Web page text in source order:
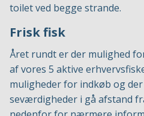
toilet ved begge strande.
Frisk fisk
Året rundt er der mulighed
af vores 5 aktive
muligheder for indkøb og
seværdigheder i gå afstand